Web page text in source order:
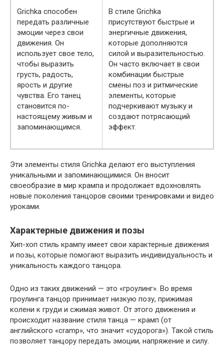
Grichka способен
передать различные
эмоции через свои
движения. Он
использует свое тело,
чтобы выразить
грусть, радость,
ярость и другие
чувства. Его танец
становится по-
настоящему живым и
запоминающимся.
В стиле Grichka
присутствуют быстрые и
энергичные движения,
которые дополняются
силой и выразительностью.
Он часто включает в свои
комбинации быстрые
смены поз и ритмические
элементы, которые
подчеркивают музыку и
создают потрясающий
эффект.
Эти элементы стиля Grichka делают его выступления
уникальными и запоминающимися. Он вносит
своеобразие в мир крампа и продолжает вдохновлять
новые поколения танцоров своими тренировками и видео
уроками.
Характерные движения и позы
Хип-хоп стиль крампу имеет свои характерные движения
и позы, которые помогают выразить индивидуальность и
уникальность каждого танцора.
Одно из таких движений — это «гроулинг». Во время
гроулинга танцор принимает низкую позу, прижимая
колени к груди и сжимая живот. От этого движения и
происходит название стиля танца — крамп (от
английского «cramp», что значит «судорога»). Такой стиль
позволяет танцору передать эмоции, напряжение и силу.